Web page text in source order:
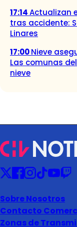
17:14Actualizan
tras accidente:
Linares
17:00Nieve
Las comunas
nieve
Sobre Nosotros
Contacto
Zonas de